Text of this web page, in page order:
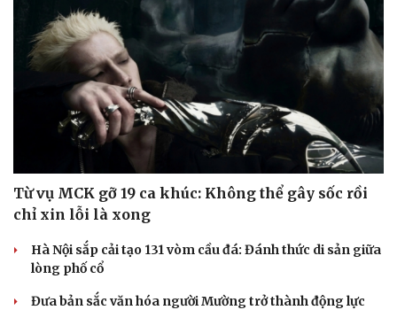
Từ vụ MCK gỡ 19 ca khúc: Không thể gây sốc rồi
chỉ xin lỗi là xong
Hà Nội sắp cải tạo 131 vòm cầu đá: Đánh thức di sản giữa
lòng phố cổ
Đưa bản sắc văn hóa người Mường trở thành động lực